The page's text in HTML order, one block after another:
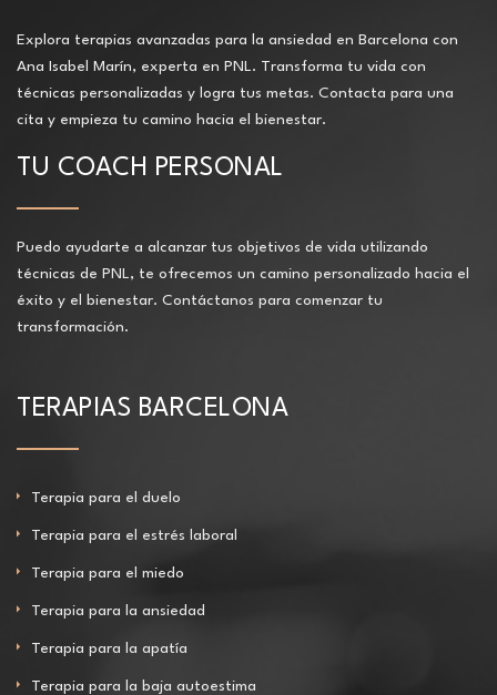
Explora terapias avanzadas para la ansiedad en Barcelona con
Ana Isabel Marín, experta en PNL. Transforma tu vida con
técnicas personalizadas y logra tus metas. Contacta para una
cita y empieza tu camino hacia el bienestar.
TU COACH PERSONAL
Puedo ayudarte a alcanzar tus objetivos de vida utilizando
técnicas de PNL, te ofrecemos un camino personalizado hacia el
éxito y el bienestar. Contáctanos para comenzar tu
transformación.
TERAPIAS BARCELONA
Terapia para el duelo
Terapia para el estrés laboral
Terapia para el miedo
Terapia para la ansiedad
Terapia para la apatía
Terapia para la baja autoestima